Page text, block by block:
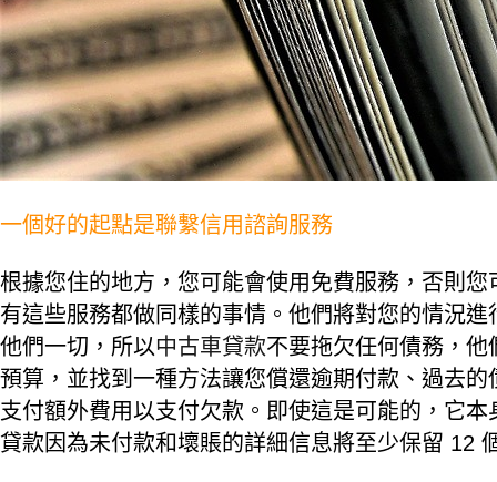
一個好的起點是聯繫信用諮詢服務
根據您住的地方，您可能會使用免費服務，否則
有這些服務都做同樣的事情。他們將對您的情況
他們一切，所以中古車貸款不要拖欠任何債務，
預算，並找到一種方法讓您償還逾期付款、過去
支付額外費用以支付欠款。即使這是可能的，它
貸款因為未付款和壞賬的詳細信息將至少保留 12